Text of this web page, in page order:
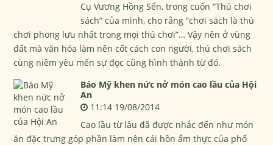
Cụ Vương Hồng Sển, trong cuốn “Thú chơi
sách” của mình, cho rằng “chơi sách là thú
chơi phong lưu nhất trong mọi thú chơi”… Vậy nên ở vùng
đất mà văn hóa làm nên cốt cách con người, thú chơi sách
cùng niềm yêu mến sự đọc cũng hình thành từ đó.
Báo Mỹ khen nức nở món cao lầu của Hội
An
11:14 19/08/2014
Cao lầu từ lâu đã được nhắc đến như món
ăn đặc trưng góp phần làm nên cái hồn ẩm thực của phố